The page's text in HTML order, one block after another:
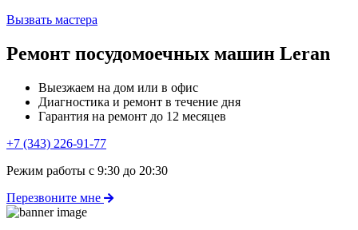
Вызвать мастера
Ремонт посудомоечных машин Leran
Выезжаем на дом или в офис
Диагностика и ремонт в течение дня
Гарантия на ремонт до 12 месяцев
+7 (343) 226-91-77
Режим работы с 9:30 до 20:30
Перезвоните мне